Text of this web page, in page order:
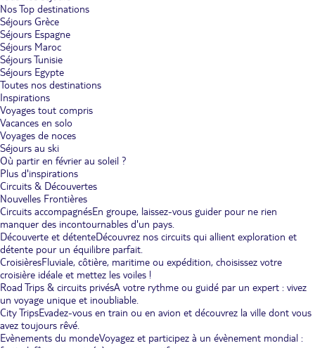
Nos Top destinations
Séjours Grèce
Séjours Espagne
Séjours Maroc
Séjours Tunisie
Séjours Egypte
Toutes nos destinations
Inspirations
Voyages tout compris
Vacances en solo
Voyages de noces
Séjours au ski
Où partir en février au soleil ?
Plus d'inspirations
Circuits & Découvertes
Nouvelles Frontières
Circuits accompagnésEn groupe, laissez-vous guider pour ne rien
manquer des incontournables d'un pays.
Découverte et détenteDécouvrez nos circuits qui allient exploration et
détente pour un équilibre parfait.
CroisièresFluviale, côtière, maritime ou expédition, choisissez votre
croisière idéale et mettez les voiles !
Road Trips & circuits privésA votre rythme ou guidé par un expert : vivez
un voyage unique et inoubliable.
City TripsEvadez-vous en train ou en avion et découvrez la ville dont vous
avez toujours rêvé.
Evènements du mondeVoyagez et participez à un évènement mondial :